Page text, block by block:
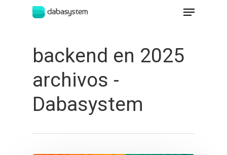
Hit enter to search or ESC to close
backend en 2025
archivos -
Dabasystem